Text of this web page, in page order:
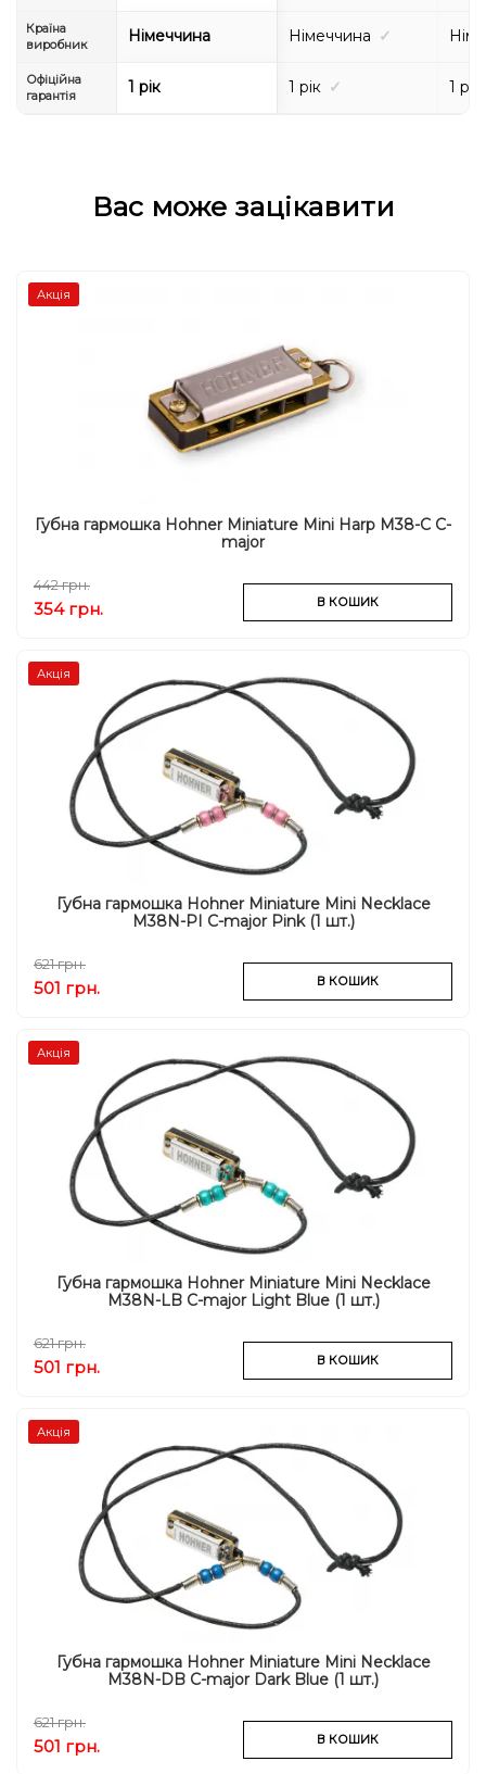
Країна
виробник
Німеччина Німеччина ✓
Офіційна
гарантія
1 рік 1 рік ✓ 1 рік
Вас може зацікавити
Акція
Губна гармошка Hohner Miniature Mini Harp M38-C C-
major
442 грн.
354 грн. В КОШИК
Акція
Губна гармошка Hohner Miniature Mini Necklace
M38N-PI C-major Pink (1 шт.)
621 грн.
501 грн. В КОШИК
Акція
Губна гармошка Hohner Miniature Mini Necklace
M38N-LB C-major Light Blue (1 шт.)
621 грн.
501 грн. В КОШИК
Акція
Губна гармошка Hohner Miniature Mini Necklace
M38N-DB C-major Dark Blue (1 шт.)
621 грн.
501 грн. В КОШИК